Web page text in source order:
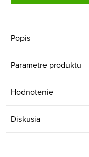
Popis
Parametre produktu
Hodnotenie
Diskusia